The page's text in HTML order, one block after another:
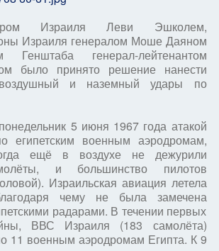
Израиля Леви Эшколем,
Израиля генералом Моше Даяном
Генштаба генерал-лейтенантом
было принято решение нанести
и наземный удары по
5 июня 1967 года атакой
египетским военным аэродромам,
ещё в воздухе не дежурили
и большинство пилотов
Израильская авиация летела
чему не была замечена
радарами. В течении первых
ВВС Израиля (183 самолёта)
11 военным аэродромам Египта. К 9